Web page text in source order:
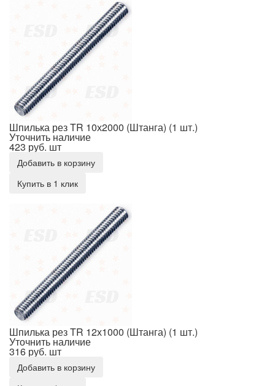
Шпилька рез TR 10х2000 (Штанга) (1 шт.)
Уточнить наличие
423 руб. шт
Добавить в корзину
Купить в 1 клик
Шпилька рез TR 12х1000 (Штанга) (1 шт.)
Уточнить наличие
316 руб. шт
Добавить в корзину